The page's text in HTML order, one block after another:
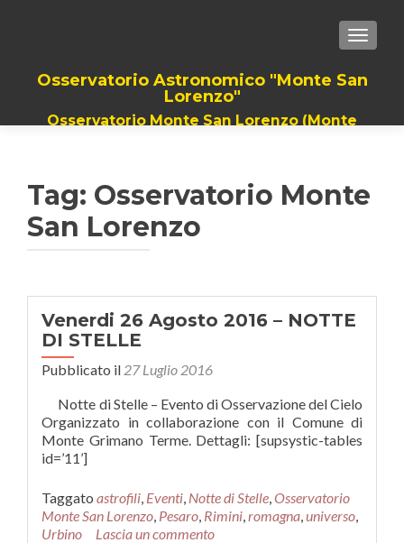
Osservatorio Astronomico "Monte San
Lorenzo"
Osservatorio Monte San Lorenzo (Monte
Tag: Osservatorio Monte
San Lorenzo
Venerdi 26 Agosto 2016 – NOTTE
DI STELLE
Pubblicato il 27 Luglio 2016
Notte di Stelle – Evento di Osservazione del Cielo
Organizzato in collaborazione con il Comune di
Monte Grimano Terme. Dettagli: [supsystic-tables
id=’11’]
Taggato astrofili, Eventi, Notte di Stelle,Osservatorio
Monte San Lorenzo, Pesaro, Rimini,romagna,universo,
Urbino
Lascia un commento